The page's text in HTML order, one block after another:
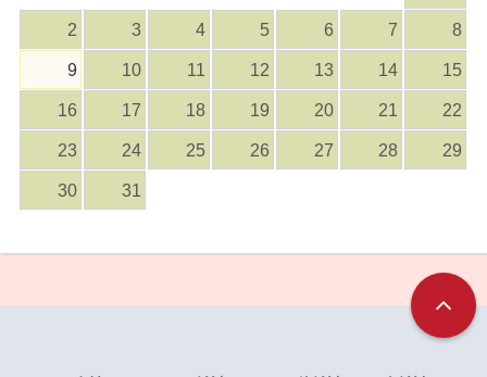
2 3 4 5 6 7 8
9 10 11 12 13 14 15
16 17 18 19 20 21 22
23 24 25 26 27 28 29
30 31